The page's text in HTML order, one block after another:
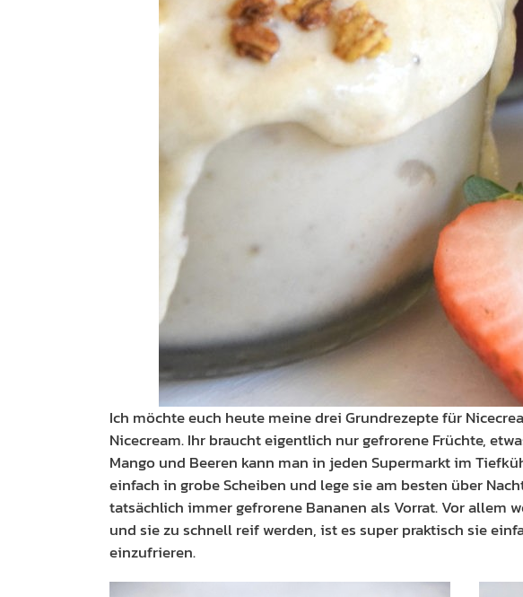
Ich möchte euch heute meine drei Grundrezepte für
Nicecream. Ihr braucht eigentlich nur gefrorene Früchte,
Mango und Beeren kann man in jeden Supermarkt im
einfach in grobe Scheiben und lege sie am besten über
tatsächlich immer gefrorene Bananen als Vorrat. Vor allem
und sie zu schnell reif werden, ist es super praktisch sie
einzufrieren.